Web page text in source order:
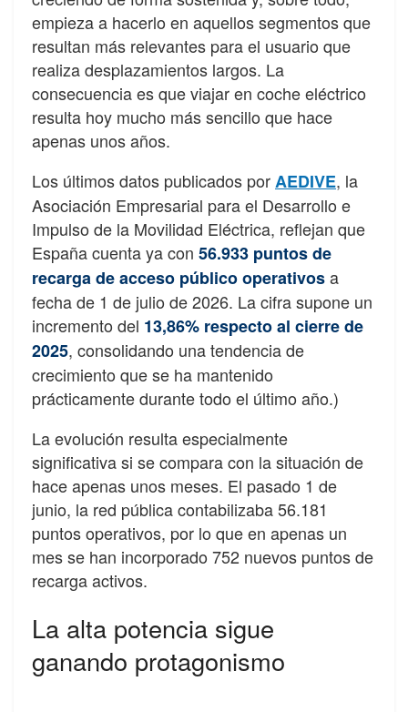
empieza a hacerlo en aquellos segmentos que
resultan más relevantes para el usuario que
realiza desplazamientos largos. La
consecuencia es que viajar en coche eléctrico
resulta hoy mucho más sencillo que hace
apenas unos años.
Los últimos datos publicados porAEDIVE, la
Asociación Empresarial para el Desarrollo e
Impulso de la Movilidad Eléctrica, reflejan que
España cuenta ya con 56.933 puntos de
recarga de acceso público operativosa
fecha de 1 de julio de 2026. La cifra supone un
incremento del 13,86% respecto al cierre de
2025, consolidando una tendencia de
crecimiento que se ha mantenido
prácticamente durante todo el último año.)
La evolución resulta especialmente
significativa si se compara con la situación de
hace apenas unos meses. El pasado 1 de
junio, la red pública contabilizaba 56.181
puntos operativos, por lo que en apenas un
mes se han incorporado 752 nuevos puntos de
recarga activos.
La alta potencia sigue
ganando protagonismo